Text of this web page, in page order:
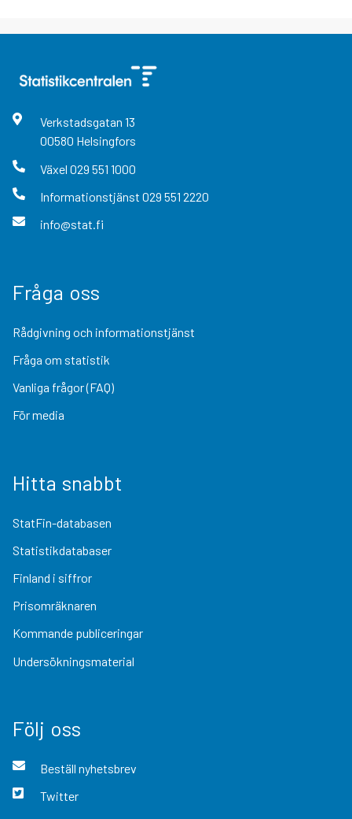
Verkstadsgatan 13
00580 Helsingfors
Växel 029 551 1000
Informationstjänst 029 551 2220
info@stat.fi
Fråga oss
Rådgivning och informationstjänst
Fråga om statistik
Vanliga frågor (FAQ)
För media
Hitta snabbt
StatFin-databasen
Statistikdatabaser
Finland i siffror
Prisomräknaren
Kommande publiceringar
Undersökningsmaterial
Följ oss
Beställ nyhetsbrev
Twitter